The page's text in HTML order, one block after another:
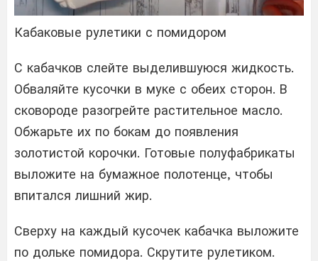
Кабаковые рулетики с помидором
С кабачков слейте выделившуюся жидкость.
Обваляйте кусочки в муке с обеих сторон. В
сковороде разогрейте растительное масло.
Обжарьте их по бокам до появления
золотистой корочки. Готовые полуфабрикаты
выложите на бумажное полотенце, чтобы
впитался лишний жир.
Сверху на каждый кусочек кабачка выложите
по дольке помидора. Скрутите рулетиком.